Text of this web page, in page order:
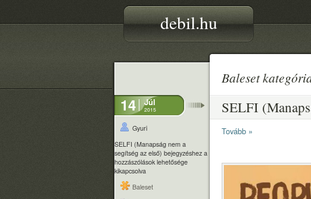
debil.hu
Baleset
14 Júl
2015
Gyuri
SELFI (Manapság nem a
segítség az első) bejegyzéshez a
hozzászólások lehetősége
kikapcsolva
Baleset
SELFI
Tovább »